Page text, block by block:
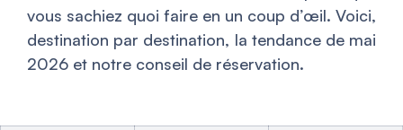
vous sachiez quoi faire en un coup d’œil. Voici,
destination par destination, la tendance de mai
2026 et notre conseil de réservation.